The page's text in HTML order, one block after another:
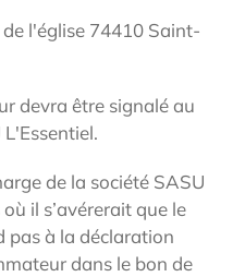
l'église 74410 Saint-
devra être signalé au
de la société SASU
il s’avérerait que le
pas à la déclaration
dans le bon de